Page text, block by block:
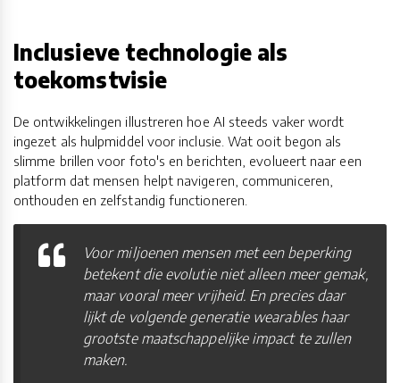
Inclusieve technologie als
toekomstvisie
De ontwikkelingen illustreren hoe AI steeds vaker wordt
ingezet als hulpmiddel voor inclusie. Wat ooit begon als
slimme brillen voor foto's en berichten, evolueert naar een
platform dat mensen helpt navigeren, communiceren,
onthouden en zelfstandig functioneren.
Voor miljoenen mensen met een beperking
betekent die evolutie niet alleen meer gemak,
maar vooral meer vrijheid. En precies daar
lijkt de volgende generatie wearables haar
grootste maatschappelijke impact te zullen
maken.